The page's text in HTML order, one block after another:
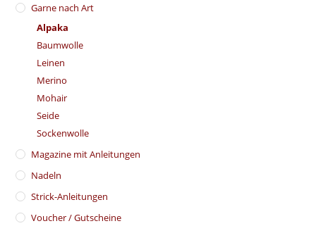
Garne nach Art
Alpaka
Baumwolle
Leinen
Merino
Mohair
Seide
Sockenwolle
Magazine mit Anleitungen
Nadeln
Strick-Anleitungen
Voucher / Gutscheine